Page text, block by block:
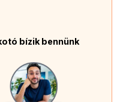
bízik bennünk